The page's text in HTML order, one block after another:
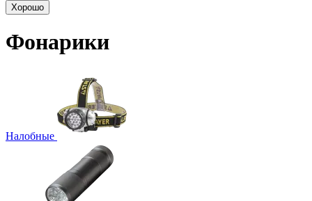
Хорошо
Фонарики
Налобные